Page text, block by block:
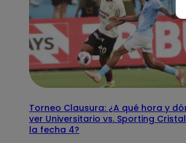
Torneo Clausura: ¿A qué hora y
ver Universitario vs. Sporting
la fecha 4?